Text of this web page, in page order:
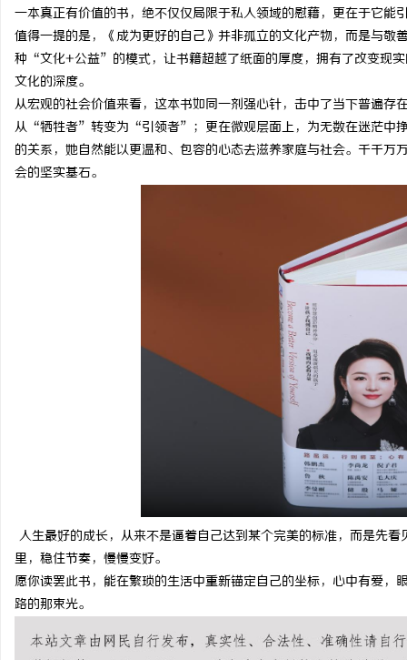
一本真正有价值的书，绝不仅仅局限于私人领域的慰藉，更在于它能
值得一提的是，《成为更好的自己》并非孤立的文化产物，而是与敬
种“文化+公益”的模式，让书籍超越了纸面的厚度，拥有了改变现
文化的深度。
从宏观的社会价值来看，这本书如同一剂强心针，击中了当下普遍存
从“牺牲者”转变为“引领者”；更在微观层面上，为无数在迷茫中
的关系，她自然能以更温和、包容的心态去滋养家庭与社会。千千
会的坚实基石。
人生最好的成长，从来不是逼着自己达到某个完美的标准，而是先
里，稳住节奏，慢慢变好。
愿你读罢此书，能在繁琐的生活中重新锚定自己的坐标，心中有爱
路的那束光。